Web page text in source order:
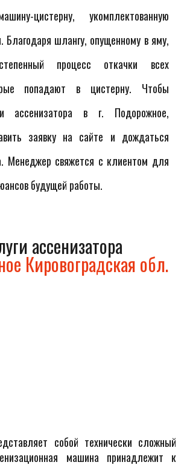
цистерну, укомплектованную
шлангу, опущенному в яму,
процесс откачки всех
попадают в цистерну. Чтобы
ассенизатора в г. Подорожное,
заявку на сайте и дождаться
Менеджер свяжется с клиентом для
будущей работы.
ассенизатора
Кировоградская обл.
собой технически сложный
машина принадлежит к